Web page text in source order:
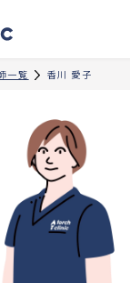
一覧 香川 愛子